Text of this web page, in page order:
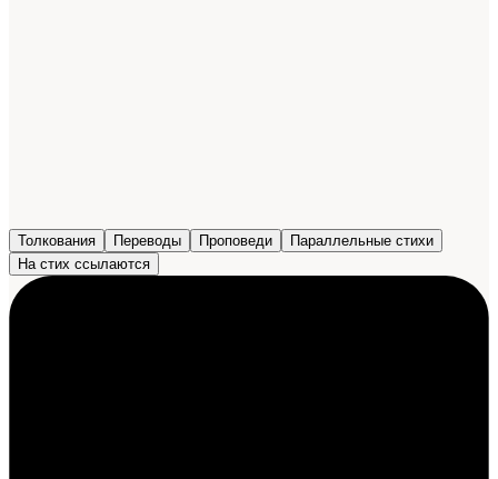
Толкования Переводы Проповеди
Параллельные стихи
На стих ссылаются